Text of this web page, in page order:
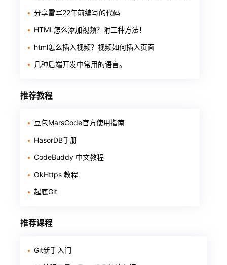
分享雷军22年前编写的代码
HTML怎么添加视频？附三种方法！
html怎么插入视频？视频如何插入页面
几种后端开发中常用的语言。
推荐教程
豆包MarsCode官方使用指南
HasorDB手册
CodeBuddy 中文教程
OkHttps 教程
起底Git
推荐课程
Git新手入门